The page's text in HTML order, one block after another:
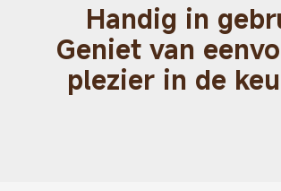
Handig in
Geniet van
plezier in de